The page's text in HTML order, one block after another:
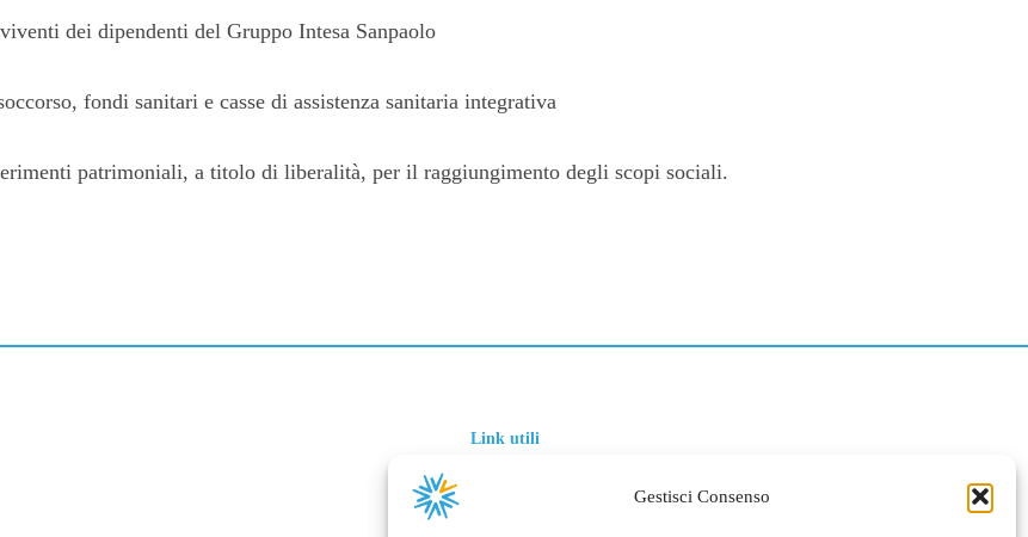
Gestisci Consenso
dei dipendenti del Gruppo Intesa Sanpaolo
fondi sanitari e casse di assistenza sanitaria integrativa
patrimoniali, a titolo di liberalità, per il raggiungimento degli scopi sociali.
Link utili